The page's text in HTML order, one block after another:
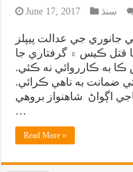
June 17, 2017 سنڌ
جي عدالت پيپلز
قتل ڪيس ۾ گرفتاري جا
ڪا به ڪارروائي نه ڪئي.
ضمانت به ناهي ڪرائي.
اڳواڻ شاهنواز بروهي
…
Read More »